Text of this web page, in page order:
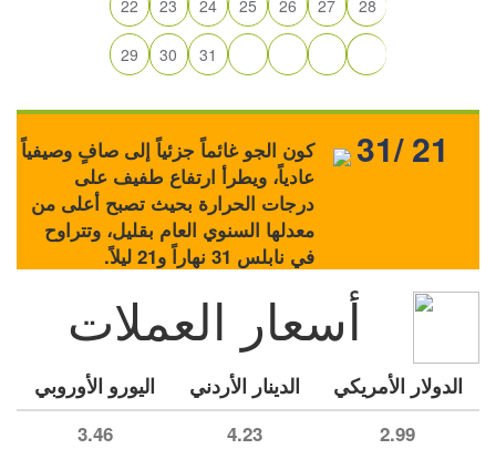
22 23 24 25 26 27 28
29 30 31
كون الجو غائماً جزئياً إلى صافٍ وصيفياً
عادياً، ويطرأ ارتفاع طفيف على
درجات الحرارة بحيث تصبح أعلى من
معدلها السنوي العام بقليل، وتتراوح
في نابلس 31 نهاراً و21 ليلاً.
31/ 21
أسعار العملات
الدولار الأمريكي الدينار الأردني اليورو الأوروبي
2.99
4.23
3.46